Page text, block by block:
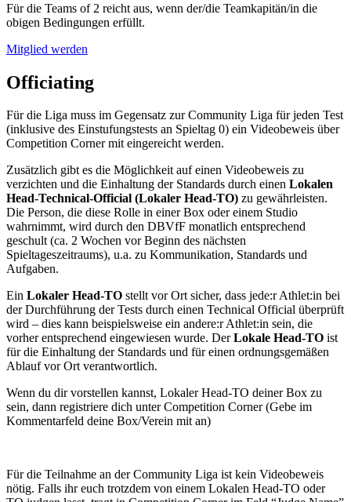
Für die Teams of 2 reicht aus, wenn der/die Teamkapitän/in die
obigen Bedingungen erfüllt.
Mitglied werden
Officiating
Für die Liga muss im Gegensatz zur Community Liga für jeden Test
(inklusive des Einstufungstests an Spieltag 0) ein Videobeweis über
Competition Corner mit eingereicht werden.
Zusätzlich gibt es die Möglichkeit auf einen Videobeweis zu
verzichten und die Einhaltung der Standards durch einen Lokalen
Head-Technical-Official (Lokaler Head-TO) zu gewährleisten.
Die Person, die diese Rolle in einer Box oder einem Studio
wahrnimmt, wird durch den DBVfF monatlich entsprechend
geschult (ca. 2 Wochen vor Beginn des nächsten
Spieltageszeitraums), u.a. zu Kommunikation, Standards und
Aufgaben.
Ein Lokaler Head-TO stellt vor Ort sicher, dass jede:r Athlet:in bei
der Durchführung der Tests durch einen Technical Official überprüft
wird – dies kann beispielsweise ein andere:r Athlet:in sein, die
vorher entsprechend eingewiesen wurde. DerLokale Head-TO ist
für die Einhaltung der Standards und für einen ordnungsgemäßen
Ablauf vor Ort verantwortlich.
Wenn du dir vorstellen kannst, Lokaler Head-TO deiner Box zu
sein, dann registriere dich unter Competition Corner (Gebe im
Kommentarfeld deine Box/Verein mit an)
Für die Teilnahme an der Community Liga ist kein Videobeweis
nötig. Falls ihr euch trotzdem von einem Lokalen Head-TO oder